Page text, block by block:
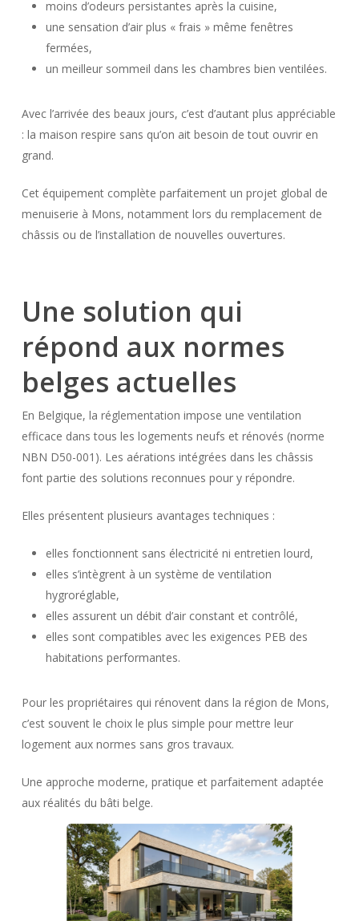
moins d’odeurs persistantes après la cuisine,
une sensation d’air plus « frais » même fenêtres
fermées,
un meilleur sommeil dans les chambres bien ventilées.
Avec l’arrivée des beaux jours, c’est d’autant plus appréciable
: la maison respire sans qu’on ait besoin de tout ouvrir en
grand.
Cet équipement complète parfaitement un projet global de
menuiserie à Mons, notamment lors du remplacement de
châssis ou de l’installation de nouvelles ouvertures.
Une solution qui
répond aux normes
belges actuelles
En Belgique, la réglementation impose une ventilation
efficace dans tous les logements neufs et rénovés (norme
NBN D50-001). Les aérations intégrées dans les châssis
font partie des solutions reconnues pour y répondre.
Elles présentent plusieurs avantages techniques :
elles fonctionnent sans électricité ni entretien lourd,
elles s’intègrent à un système de ventilation
hygroréglable,
elles assurent un débit d’air constant et contrôlé,
elles sont compatibles avec les exigences PEB des
habitations performantes.
Pour les propriétaires qui rénovent dans la région de Mons,
c’est souvent le choix le plus simple pour mettre leur
logement aux normes sans gros travaux.
Une approche moderne, pratique et parfaitement adaptée
aux réalités du bâti belge.